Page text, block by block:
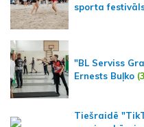
sporta
"BL Serviss
Ernests Buļko
Tiešraidē